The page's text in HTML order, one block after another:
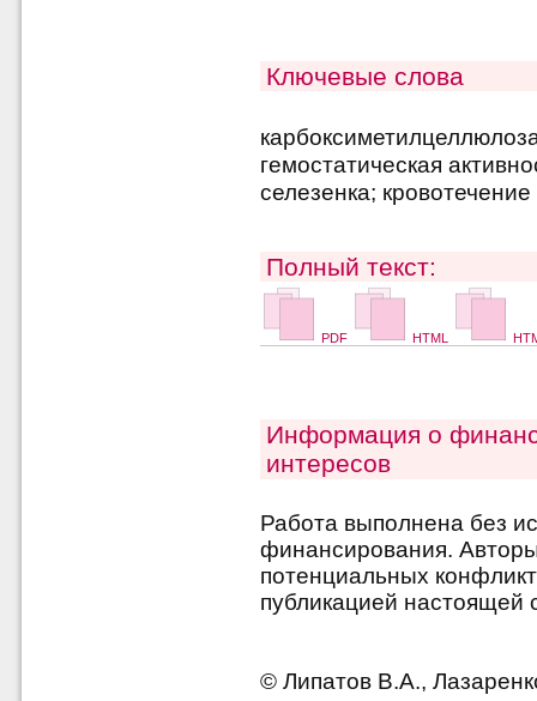
Ключевые слова
гемостатическая
селезенка; кровотечение
Полный текст:
PDF HTML
Информация о
интересов
Работа выполнена без
финансирования.
потенциальных
публикацией настоящей
© Липатов В.А.,